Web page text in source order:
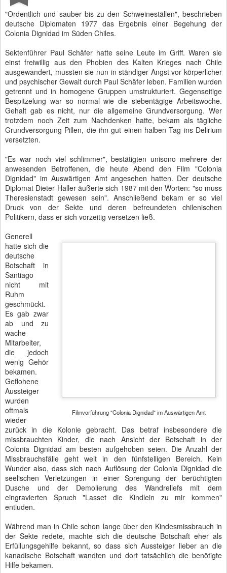
Generell
hatte sich die
deutsche
Botschaft in
nicht mit
Ruhm
geschmückt.
Es gab zwar
ab und zu
wache
Mitarbeiter,
die jedoch
wenig Gehör
bekamen.
Aussteiger wurden oftmals wieder zurück in die Kolonie gebracht.
Das betraf insbesondere die missbrauchten Kinder, die nach
Ansicht der Botschaft in der Colonia Dignidad am besten
aufgehoben seien. Die Anzahl der Missbrauchsfälle geht weit in
den fünfstelligen Bereich. Kein Wunder also, dass sich nach
Auflösung der Colonia Dignidad die seelischen Verletzungen in
einer Sprengung der berüchtigten Dusche und der Demolierung
zu mir kommen" entluden.
Während man in Chile schon lange über den Kindesmissbrauch in
der Sekte redete, machte sich die deutsche Botschaft eher als
Erfüllungsgehilfe bekannt, so dass sich Aussteiger lieber an die
kanadische Botschaft wandten und dort tatsächlich die benötigte
Hilfe bekamen.
2005 gab es das erste Gehalt für die Sektenmitglieder. Sie kauften
sich davon Kaffee, Kaffeekannen, Fernseher und Mobiltelefone und
waren damit erstmals mit der Außenwelt verbunden. Deutsche
Diplomaten, die in dieser Zeit vor Ort waren, fanden Menschen
vor, die "hoch traumatisiert und Gehirn gewaschen" waren. Paul
Schäfer war ein Profi bei der Manipulation seiner Gemeinde, so
dass Verlustängste und Schuldgefühle auch heute noch viele der
130 dort lebenden Menschen belasten. Deshalb wurde dringend
um Hilfe durch Traumaspezialisten gebeten. Die ehemaligen
Mitglieder der Colonia Dignidad stehen noch vor einer weiteren
Herausforderung. Sie haben wegen der langen unentgeltlichen
Zwangsarbeit keinen Rentenanspruch erworben. Die sich als
gemäßigt darstellenden aktuellen Sektenführer nutzen das aus,
indem sie Land gegen Lebensgeschichten anbieten. Die Decke des
Schweigens ist ein wichtiges Prinzip zum Schutz von
Missbrauchssystemen.